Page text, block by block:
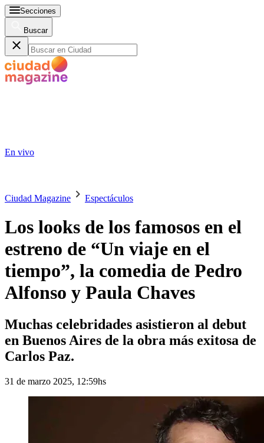
Secciones
Buscar
En vivo
Ciudad Magazine Espectáculos
Los looks de los famosos en el
estreno de “Un viaje en el
tiempo”, la comedia de Pedro
Alfonso y Paula Chaves
Muchas celebridades asistieron al debut
en Buenos Aires de la obra más exitosa de
Carlos Paz.
31 de marzo 2025, 12:59hs